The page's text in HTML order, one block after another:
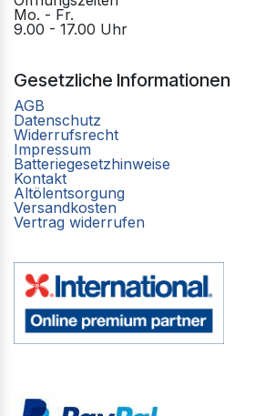
Mo. - Fr.
9.00 - 17.00 Uhr
Gesetzliche Informationen
AGB
Datenschutz
Widerrufsrecht
Impressum
Batteriegesetzhinweise
Kontakt
Altölentsorgung
Versandkosten
Vertrag widerrufen